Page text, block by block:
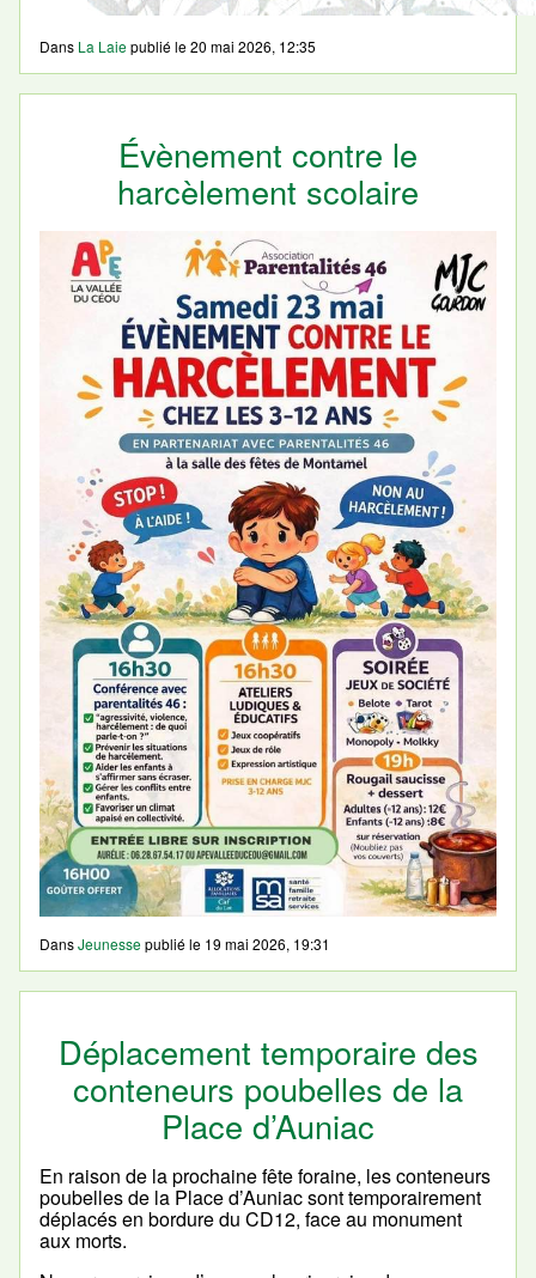
Dans La Laiepublié le20 mai 2026, 12:35
Évènement contre le
harcèlement scolaire
DansJeunessepublié le 19 mai 2026, 19:31
Déplacement temporaire des
conteneurs poubelles de la
Place d’Auniac
En raison de la prochaine fête foraine, les conteneurs
poubelles de la Place d’Auniac sont temporairement
déplacés en bordure du CD12, face au monument
aux morts.